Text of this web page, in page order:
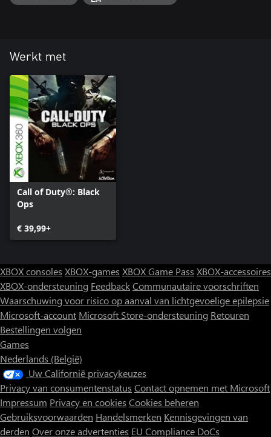
Werkt met
Call of Duty®: Black
Ops
€ 39,99+
XBOX consoles XBOX-games XBOX Game Pass XBOX-accessoires
XBOX-ondersteuning FeedbackCommunautaire voorschriften
Waarschuwing voor risico op aanval van lichtgevoelige epilepsie
Microsoft-account Microsoft Store-ondersteuning Retouren
Bestellingen volgen
Games
Nederlands (België)
Uw Californië privacykeuzes
Privacy van consumentenstatus Contact opnemen met Microsoft
Impressum Privacy en cookies Cookies beheren
Gebruiksvoorwaarden Handelsmerken Kennisgevingen van
derden Over onze advertenties EU Compliance DoCs